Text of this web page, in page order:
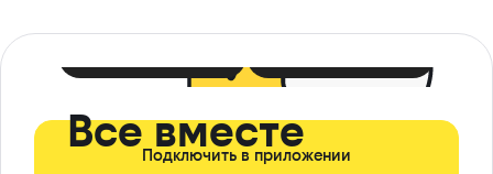
Все вместе
Подключить в приложении